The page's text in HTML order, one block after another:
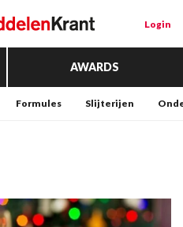
Login
AWARDS
Formules Slijterijen